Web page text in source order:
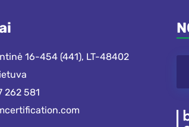
16-454 (441), LT-48402
262 581